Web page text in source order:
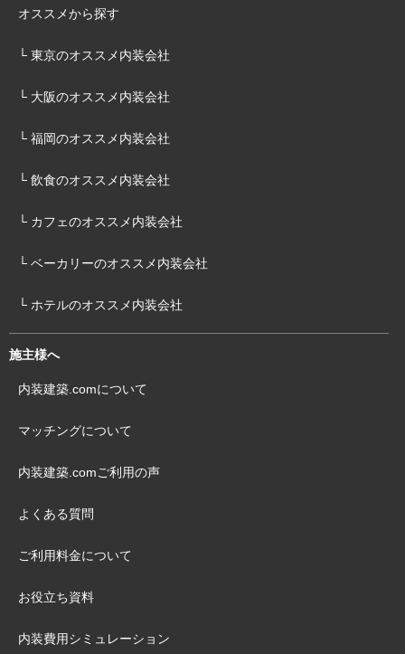
オススメから探す
└ 東京のオススメ内装会社
└ 大阪のオススメ内装会社
└ 福岡のオススメ内装会社
└ 飲食のオススメ内装会社
└ カフェのオススメ内装会社
└ ベーカリーのオススメ内装会社
└ ホテルのオススメ内装会社
施主様へ
内装建築.comについて
マッチングについて
内装建築.comご利用の声
よくある質問
ご利用料金について
お役立ち資料
内装費用シミュレーション